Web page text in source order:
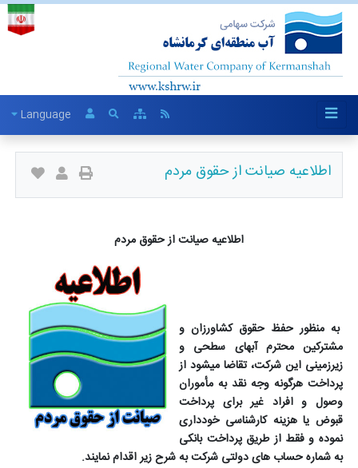
Language
اطلاعیه صیانت از حقوق مردم
اطلاعیه صیانت از حقوق مردم
به منظور حفظ حقوق کشاورزان و
مشترکین محترم آبهای سطحی و
زیرزمینی این شرکت، تقاضا می­شود از
پرداخت هرگونه وجه نقد به مأموران
وصول و افراد غیر برای پرداخت
قبوض یا هزینه کارشناسی خودداری
نموده و فقط از طریق پرداخت بانکی
به شماره حساب های دولتی شرکت به شرح زیر اقدام نمایند.